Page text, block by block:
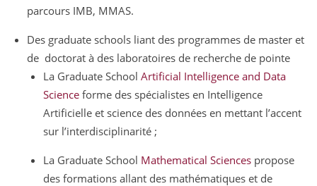
parcours IMB, MMAS.
Des graduate schools liant des programmes de master et
de doctorat à des laboratoires de recherche de pointe
La Graduate SchoolArtificial Intelligence and Data
Science forme des spécialistes en Intelligence
Artificielle et science des données en mettant l’accent
sur l’interdisciplinarité ;
La Graduate School Mathematical Sciences propose
des formations allant des mathématiques et de